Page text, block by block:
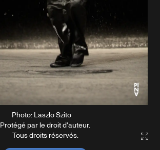
Photo: Laszlo Szito
Protégé par le droit d'auteur.
Tous droits réservés.